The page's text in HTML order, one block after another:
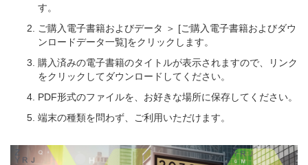
す。
ご購入電子書籍およびデータ ＞ [ご購入電子書籍およびダウ
ンロードデータ一覧]をクリックします。
購入済みの電子書籍のタイトルが表示されますので、リンク
をクリックしてダウンロードしてください。
PDF形式のファイルを、お好きな場所に保存してください。
端末の種類を問わず、ご利用いただけます。